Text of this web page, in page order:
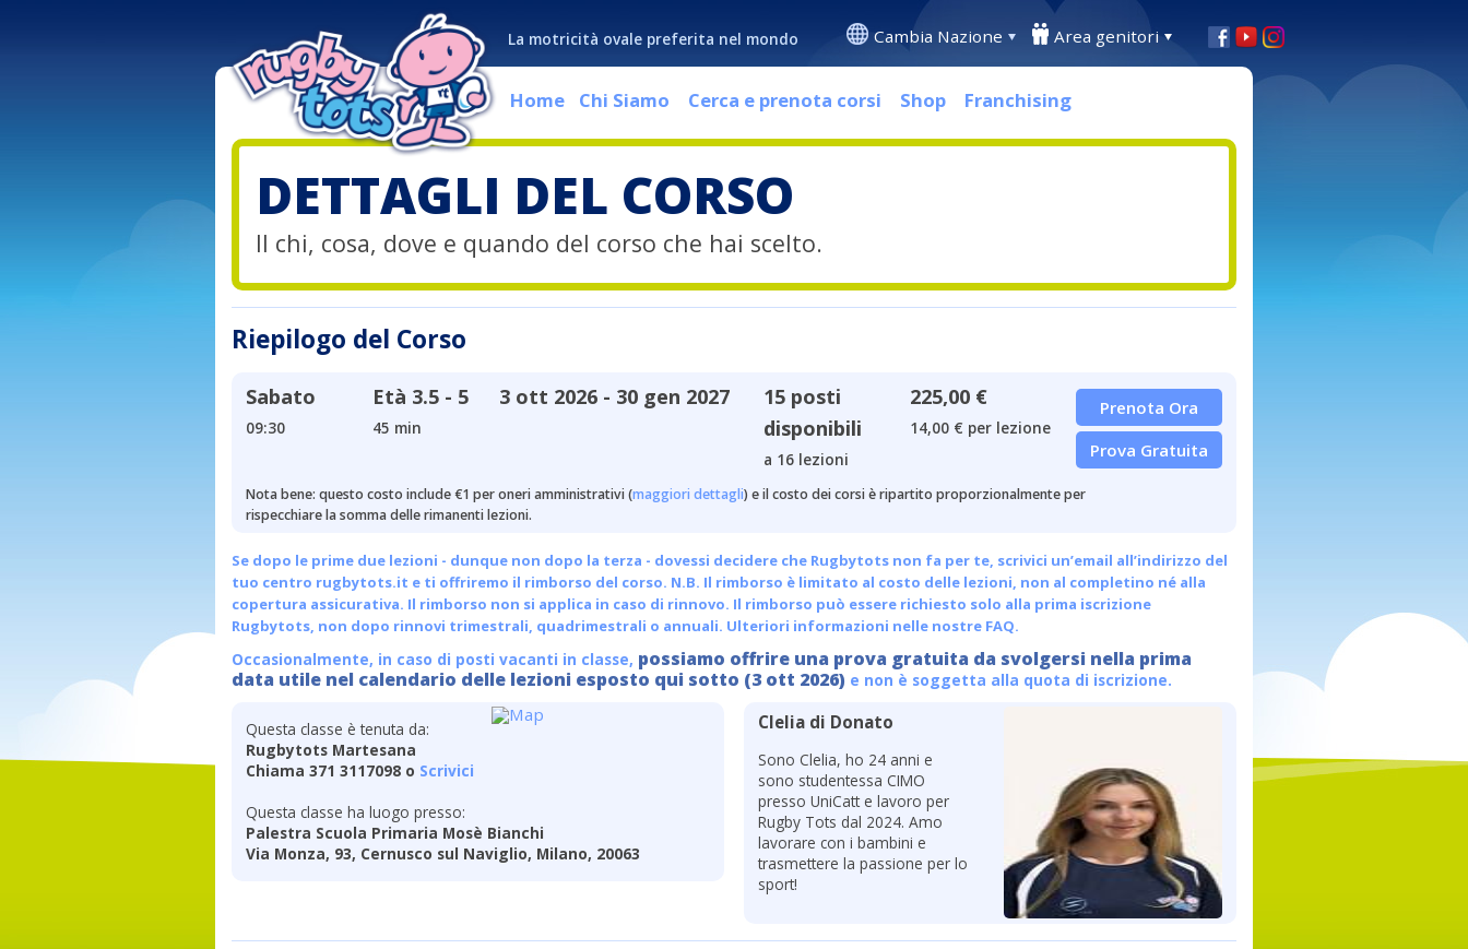
La motricità ovale preferita nel mondo Cambia Nazione Area genitori
Home Chi Siamo Cerca e prenota corsi Shop Franchising
DETTAGLI DEL CORSO
Il chi, cosa, dove e quando del corso che hai scelto.
Riepilogo del Corso
Sabato
09:30
Età 3.5 - 5
45 min
3 ott 2026 - 30 gen 2027
15 posti
disponibili
a 16 lezioni
225,00 €
14,00 € per lezione
Prenota Ora
Prova Gratuita
Nota bene: questo costo include €1 per oneri amministrativi (maggiori dettagli) e il costo dei corsi è ripartito proporzionalmente per
rispecchiare la somma delle rimanenti lezioni.
Se dopo le prime due lezioni - dunque non dopo la terza - dovessi decidere che Rugbytots non fa per te, scrivici un’email all’indirizzo del
tuo centro rugbytots.it e ti offriremo il rimborso del corso. N.B. Il rimborso è limitato al costo delle lezioni, non al completino né alla
copertura assicurativa. Il rimborso non si applica in caso di rinnovo. Il rimborso può essere richiesto solo alla prima iscrizione
Rugbytots, non dopo rinnovi trimestrali, quadrimestrali o annuali. Ulteriori informazioni nelle nostre FAQ.
Occasionalmente, in caso di posti vacanti in classe, possiamo offrire una prova gratuita da svolgersi nella prima
data utile nel calendario delle lezioni esposto qui sotto (3 ott 2026) e non è soggetta alla quota di iscrizione.
Questa classe è tenuta da:
Rugbytots Martesana
Chiama 371 3117098 o Scrivici
Questa classe ha luogo presso:
Palestra Scuola Primaria Mosè Bianchi
Via Monza, 93, Cernusco sul Naviglio, Milano, 20063
Clelia di Donato
Sono Clelia, ho 24 anni e
sono studentessa CIMO
presso UniCatt e lavoro per
Rugby Tots dal 2024. Amo
lavorare con i bambini e
trasmettere la passione per lo
sport!